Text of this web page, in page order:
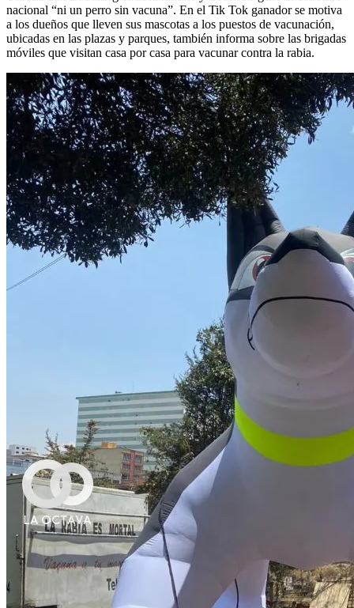
nacional “ni un perro sin vacuna”. En el Tik Tok ganador se motiva
a los dueños que lleven sus mascotas a los puestos de vacunación,
ubicadas en las plazas y parques, también informa sobre las brigadas
móviles que visitan casa por casa para vacunar contra la rabia.